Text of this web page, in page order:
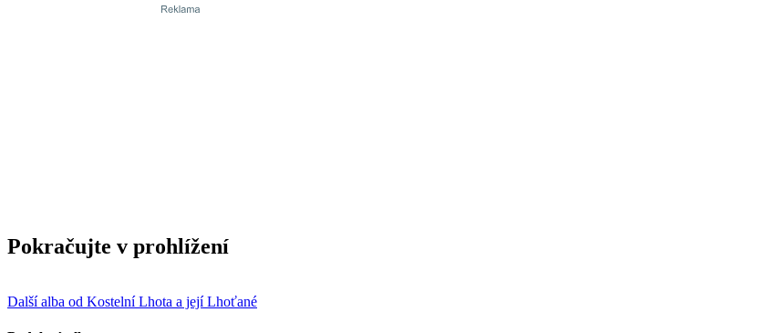
Pokračujte v prohlížení
Další alba od Kostelní Lhota a její Lhoťané